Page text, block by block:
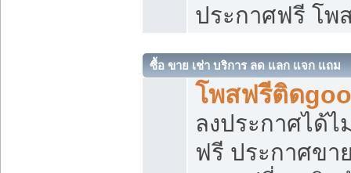
ประกาศฟรี โพ
ซื้อ ขาย เช่า บริการ ลด แลก แจก แถม
โพสฟรีติด
ลงประกาศได้
ฟรี ประกาศข